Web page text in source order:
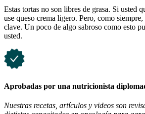
Estas tortas no son libres de grasa. Si usted
use queso crema ligero. Pero, como
clave. Un poco de algo sabroso como esto
usted.
Aprobadas por una nutricionista
Nuestras recetas, artículos y videos son